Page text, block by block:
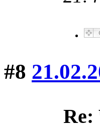
#8
Re: